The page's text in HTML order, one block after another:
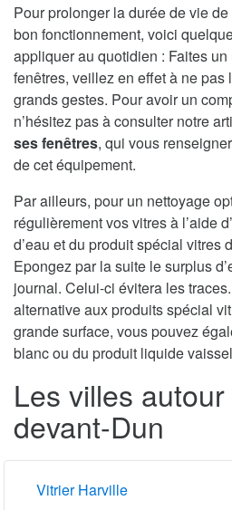
Pour prolonger la durée de vie
bon fonctionnement, voici
appliquer au quotidien : Faites
fenêtres, veillez en effet à ne
grands gestes. Pour avoir un
n’hésitez pas à consulter notre
ses fenêtres, qui vous
de cet équipement.
Par ailleurs, pour un nettoyage
régulièrement vos vitres à l’aide
d’eau et du produit spécial vitres
Epongez par la suite le surplus
journal. Celui-ci évitera les
alternative aux produits spécial
grande surface, vous pouvez
blanc ou du produit liquide
Les villes
devant-Dun
Vitrier Harville